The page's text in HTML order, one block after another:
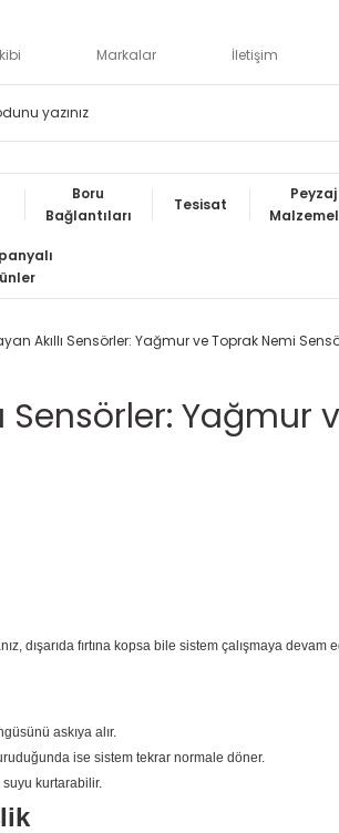
Markalar İletişim
Boru
Bağlantıları
Tesisat
Peyzaj
Akıllı Sensörler: Yağmur ve Toprak Nemi
Yağmur
dışarıda fırtına kopsa bile sistem çalışmaya
askıya alır.
ise sistem tekrar normale döner.
kurtarabilir.